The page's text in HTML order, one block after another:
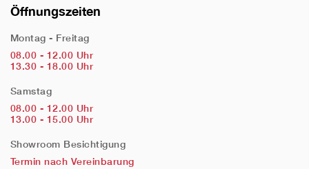
Öffnungszeiten
Montag - Freitag
08.00 - 12.00 Uhr
13.30 - 18.00 Uhr
Samstag
08.00 - 12.00 Uhr
13.00 - 15.00 Uhr
Showroom Besichtigung
Termin nach Vereinbarung